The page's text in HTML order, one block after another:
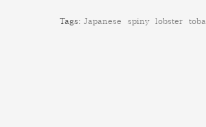
Tags: Japanese spiny lobster toba